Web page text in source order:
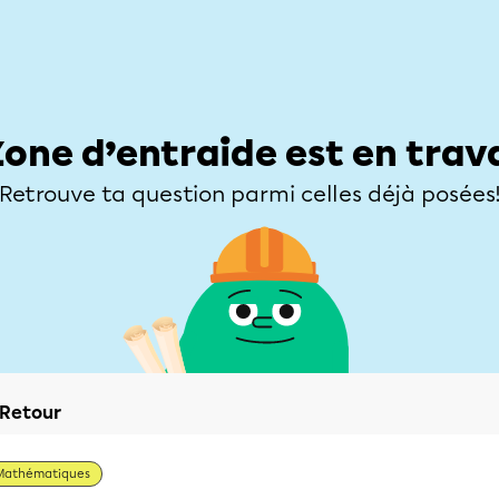
d’entraide est en
Retrouve ta question parmi celles déjà
Retour